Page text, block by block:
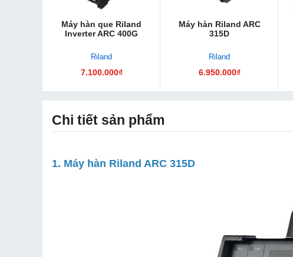
Máy hàn que Riland
Inverter ARC 400G
Riland
7.100.000₫
Máy hàn Riland ARC
315D
Riland
6.950.000₫
Chi tiết sản phẩm
1. Máy hàn Riland ARC 315D